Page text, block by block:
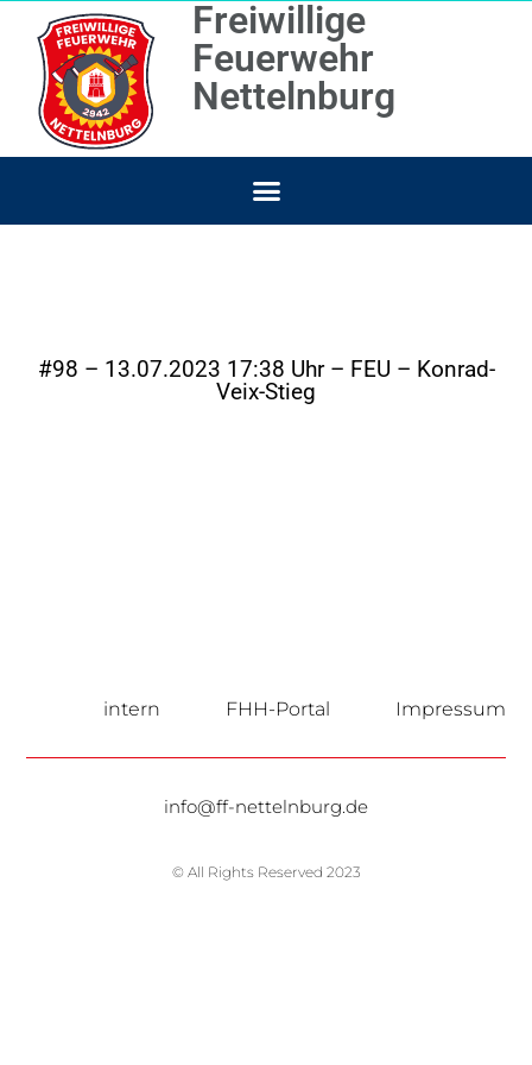
Freiwillige
Feuerwehr
Nettelnburg
#98 – 13.07.2023 17:38 Uhr – FEU – Konrad-
Veix-Stieg
intern FHH-Portal Impressum
info@ff-nettelnburg.de
© All Rights Reserved 2023